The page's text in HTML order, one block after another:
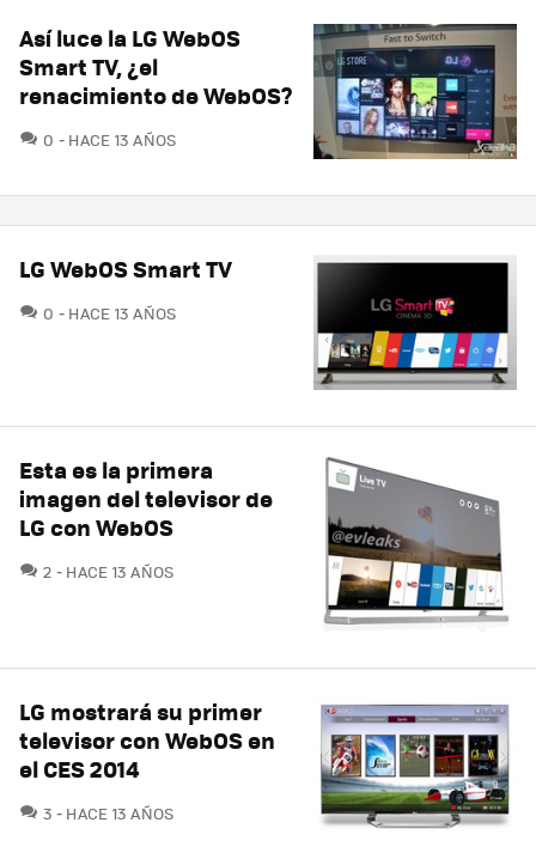
Así luce la LG WebOS
Smart TV, ¿el
renacimiento de WebOS?
0 COMENTARIOS
HACE 13 AÑOS
LG WebOS Smart TV
0 COMENTARIOS
HACE 13 AÑOS
Esta es la primera
imagen del televisor de
LG con WebOS
2 COMENTARIOS
HACE 13 AÑOS
LG mostrará su primer
televisor con WebOS en
el CES 2014
3 COMENTARIOS
HACE 13 AÑOS